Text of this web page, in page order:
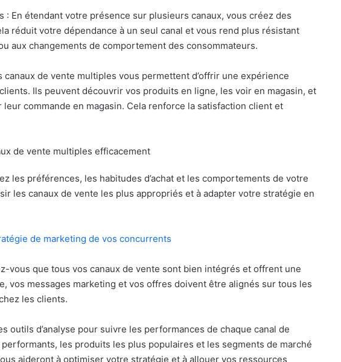
En étendant votre présence sur plusieurs canaux, vous créez des
réduit votre dépendance à un seul canal et vous rend plus résistant
aux changements de comportement des consommateurs.
canaux de vente multiples vous permettent d’offrir une expérience
Ils peuvent découvrir vos produits en ligne, les voir en magasin, et
commande en magasin. Cela renforce la satisfaction client et
de vente multiples efficacement
les préférences, les habitudes d’achat et les comportements de votre
les canaux de vente les plus appropriés et à adapter votre stratégie en
de marketing de vos concurrents
vous que tous vos canaux de vente sont bien intégrés et offrent une
vos messages marketing et vos offres doivent être alignés sur tous les
les clients.
outils d’analyse pour suivre les performances de chaque canal de
les produits les plus populaires et les segments de marché
aideront à optimiser votre stratégie et à allouer vos ressources